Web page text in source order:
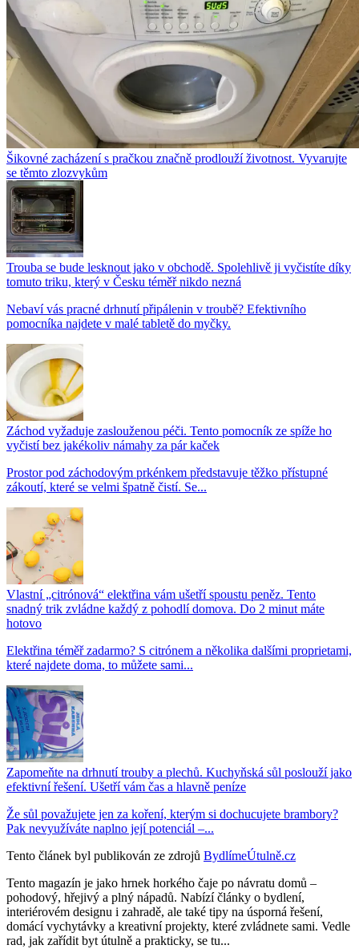
Šikovné zacházení s pračkou značně prodlouží životnost. Vyvarujte
se těmto zlozvykům
Trouba se bude lesknout jako v obchodě. Spolehlivě ji vyčistíte díky
tomuto triku, který v Česku téměř nikdo nezná
Nebaví vás pracné drhnutí připálenin v troubě? Efektivního
pomocníka najdete v malé tabletě do myčky.
Záchod vyžaduje zaslouženou péči. Tento pomocník ze spíže ho
vyčistí bez jakékoliv námahy za pár kaček
Prostor pod záchodovým prkénkem představuje těžko přístupné
zákoutí, které se velmi špatně čistí. Se...
Vlastní „citrónová“ elektřina vám ušetří spoustu peněz. Tento
snadný trik zvládne každý z pohodlí domova. Do 2 minut máte
hotovo
Elektřina téměř zadarmo? S citrónem a několika dalšími proprietami,
které najdete doma, to můžete sami...
Zapomeňte na drhnutí trouby a plechů. Kuchyňská sůl poslouží jako
efektivní řešení. Ušetří vám čas a hlavně peníze
Že sůl považujete jen za koření, kterým si dochucujete brambory?
Pak nevyužíváte naplno její potenciál –...
Tento článek byl publikován ze zdrojů BydlímeÚtulně.cz
Tento magazín je jako hrnek horkého čaje po návratu domů –
pohodový, hřejivý a plný nápadů. Nabízí články o bydlení,
interiérovém designu i zahradě, ale také tipy na úsporná řešení,
domácí vychytávky a kreativní projekty, které zvládnete sami. Vedle
rad, jak zařídit byt útulně a prakticky, se tu...